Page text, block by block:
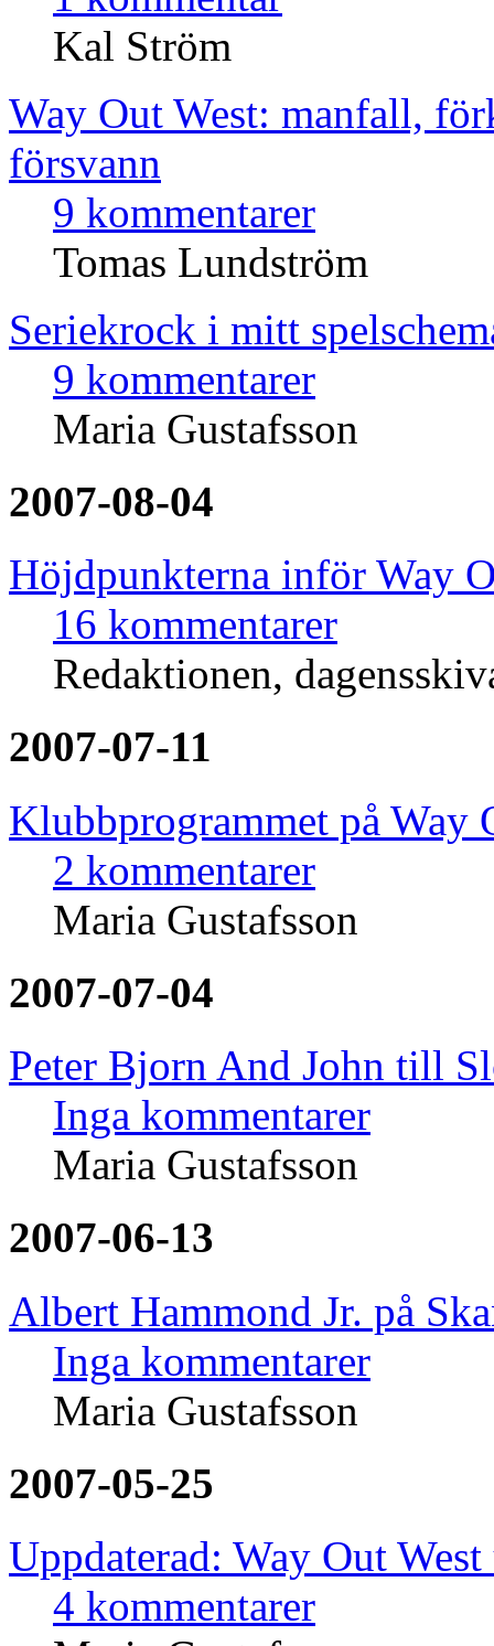
Kal Ström
Way Out West: manfall,
försvann
9 kommentarer
Tomas Lundström
Seriekrock i mitt
9 kommentarer
Maria Gustafsson
2007-08-04
Höjdpunkterna inför Way
16 kommentarer
Redaktionen,
2007-07-11
Klubbprogrammet på Way
2 kommentarer
Maria Gustafsson
2007-07-04
Peter Bjorn And John till
Inga kommentarer
Maria Gustafsson
2007-06-13
Albert Hammond Jr. på
Inga kommentarer
Maria Gustafsson
2007-05-25
Uppdaterad: Way Out
4 kommentarer